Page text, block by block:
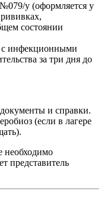
у (оформляется у
состоянии
с инфекционными
за три дня до
и справки.
(если в лагере
необходимо
представитель